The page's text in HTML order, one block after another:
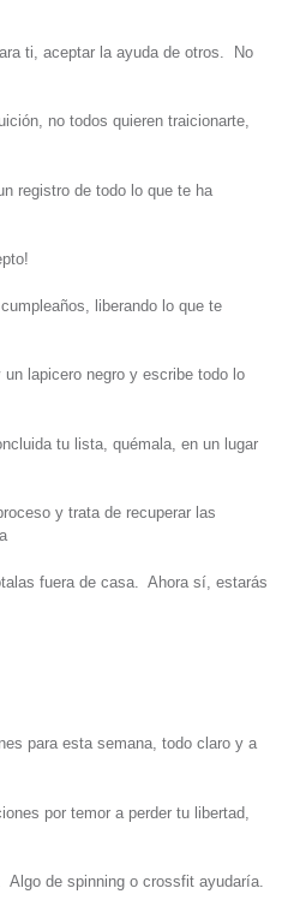
ti, aceptar la ayuda de otros. No
no todos quieren traicionarte,
registro de todo lo que te ha
liberando lo que te
lapicero negro y escribe todo lo
tu lista, quémala, en un lugar
y trata de recuperar las
fuera de casa. Ahora sí, estarás
para esta semana, todo claro y a
por temor a perder tu libertad,
Algo de spinning o crossfit ayudaría.